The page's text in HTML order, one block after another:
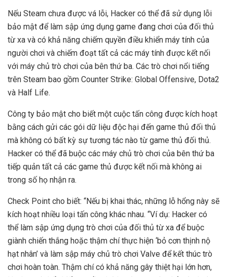
Nếu Steam chưa được vá lỗi, Hacker có thể đã sử dụng lỗi
bảo mật để làm sập ứng dụng game đang chơi của đối thủ
từ xa và có khả năng chiếm quyền điều khiển máy tính của
người chơi và chiếm đoạt tất cả các máy tính được kết nối
với máy chủ trò chơi của bên thứ ba. Các trò chơi nổi tiếng
trên Steam bao gồm Counter Strike: Global Offensive, Dota2
và Half Life.
Công ty bảo mật cho biết một cuộc tấn công được kích hoạt
bằng cách gửi các gói dữ liệu độc hại đến game thủ đối thủ
mà không có bất kỳ sự tương tác nào từ game thủ đối thủ.
Hacker có thể đã buộc các máy chủ trò chơi của bên thứ ba
tiếp quản tất cả các game thủ được kết nối mà không ai
trong số họ nhận ra.
Check Point cho biết: “Nếu bị khai thác, những lỗ hổng này sẽ
kích hoạt nhiều loại tấn công khác nhau. “Ví dụ: Hacker có
thể làm sập ứng dụng trò chơi của đối thủ từ xa để buộc
giành chiến thắng hoặc thậm chí thực hiện ‘bỏ cơn thịnh nộ
hạt nhân’ và làm sập máy chủ trò chơi Valve để kết thúc trò
chơi hoàn toàn. Thậm chí có khả năng gây thiệt hại lớn hơn,